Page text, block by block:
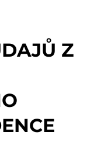
Z